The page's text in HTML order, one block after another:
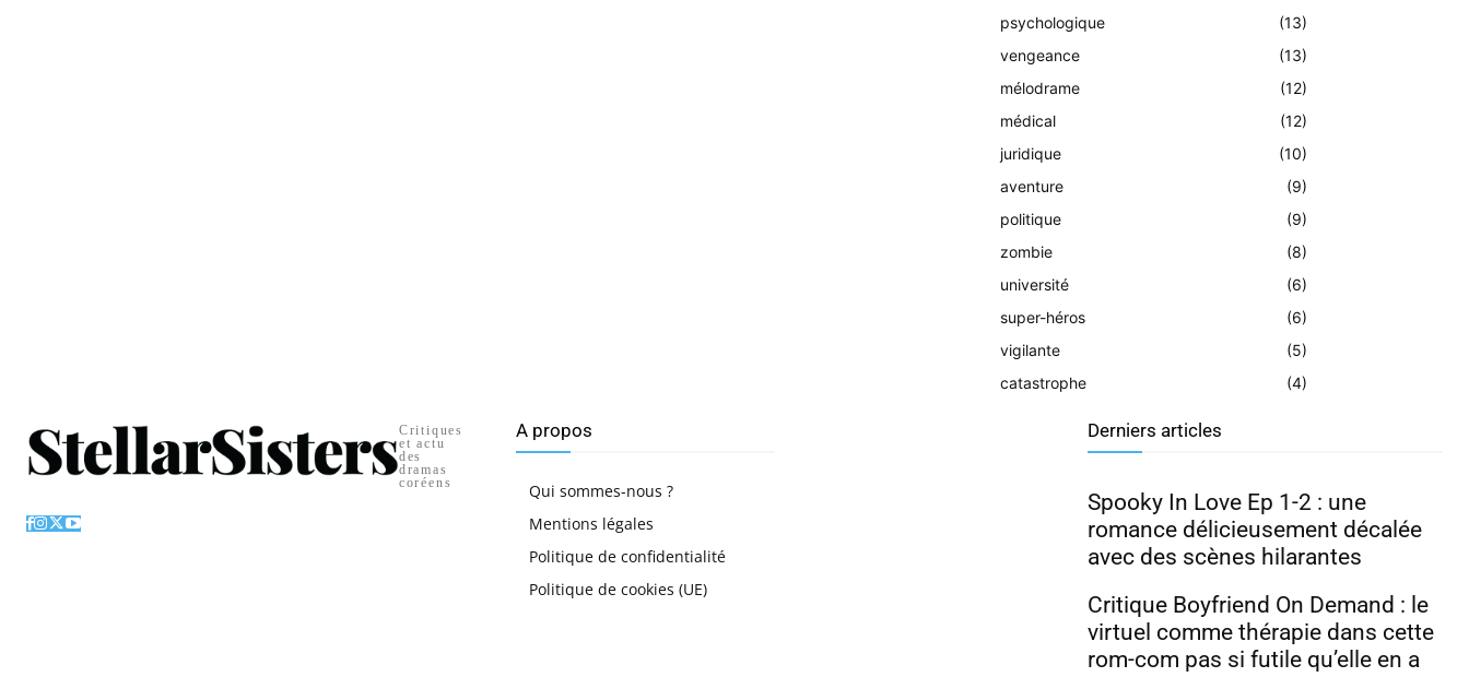
psychologique
(13)
vengeance
(13)
mélodrame
(12)
médical
(12)
juridique
(10)
aventure
(9)
politique
(9)
zombie
(8)
université
(6)
super-héros
(6)
vigilante
(5)
catastrophe
(4)
Critiques
et actu
des
dramas
coréens
A propos
Qui sommes-nous ?
Mentions légales
Politique de confidentialité
Politique de cookies (UE)
Derniers articles
Spooky In Love Ep 1-2 : une
romance délicieusement décalée
avec des scènes hilarantes
Critique Boyfriend On Demand : le
virtuel comme thérapie dans cette
rom-com pas si futile qu’elle en a